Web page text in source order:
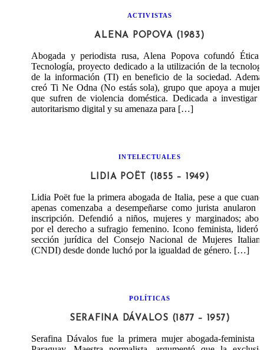
ACTIVISTAS
ALENA POPOVA (1983)
Abogada y periodista rusa, Alena Popova cofundó Ética
Tecnología, proyecto dedicado a la utilización de la
de la información (TI) en beneficio de la sociedad.
creó Ti Ne Odna (No estás sola), grupo que apoya a
que sufren de violencia doméstica. Dedicada a investigar
autoritarismo digital y su amenaza para […]
INTELECTUALES
LIDIA POËT (1855 – 1949)
Lidia Poët fue la primera abogada de Italia, pese a que
apenas comenzaba a desempeñarse como jurista anularon
inscripción. Defendió a niños, mujeres y marginados;
por el derecho a sufragio femenino. Icono feminista, lideró
sección jurídica del Consejo Nacional de Mujeres
(CNDI) desde donde luchó por la igualdad de género. […]
POLÍTICAS
SERAFINA DÁVALOS (1877 – 1957)
Serafina Dávalos fue la primera mujer abogada-feminista